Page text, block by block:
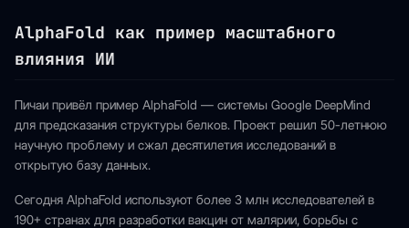
AlphaFold как пример масштабного
влияния ИИ
Пичаи привёл пример AlphaFold — системы Google DeepMind
для предсказания структуры белков. Проект решил 50-летнюю
научную проблему и сжал десятилетия исследований в
открытую базу данных.
Сегодня AlphaFold используют более 3 млн исследователей в
190+ странах для разработки вакцин от малярии, борьбы с